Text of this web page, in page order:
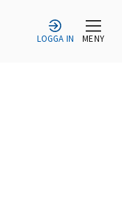
LOGGA IN MENY